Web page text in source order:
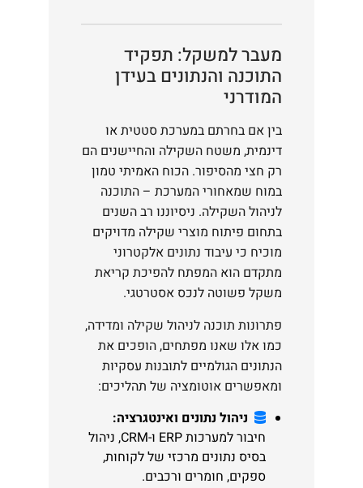
מעבר למשקל: תפקיד
התוכנה והנתונים בעידן
המודרני
בין אם בחרתם במערכת סטטית או
דינמית, משטח השקילה והחיישנים הם
רק חצי מהסיפור. הכוח האמיתי טמון
במוח שמאחורי המערכת – התוכנה
לניהול השקילה. ניסיוננו רב השנים
בתחום פיתוח מוצרי שקילה מדויקים
מוכיח כי עיבוד נתונים אלקטרוני
מתקדם הוא המפתח להפיכת קריאת
משקל פשוטה לנכס אסטרטגי.
פתרונות תוכנה לניהול שקילה ומדידה,
כמו אלו שאנו מפתחים, הופכים את
הנתונים הגולמיים לתובנות עסקיות
ומאפשרים אוטומציה של תהליכים:
ניהול נתונים ואינטגרציה:
חיבור למערכות ERP ו-CRM, ניהול
בסיס נתונים מרכזי של לקוחות,
ספקים, חומרים ורכבים.